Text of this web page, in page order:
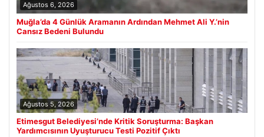
Ağustos 6, 2026
Muğla’da 4 Günlük Aramanın Ardından Mehmet Ali Y.’nin
Cansız Bedeni Bulundu
Ağustos 5, 2026
Etimesgut Belediyesi’nde Kritik Soruşturma: Başkan
Yardımcısının Uyuşturucu Testi Pozitif Çıktı